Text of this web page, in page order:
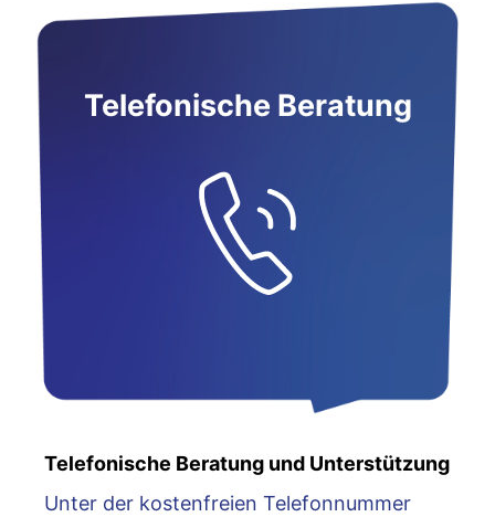
Telefonische Beratung
Telefonische Beratung und Unterstützung
Unter der kostenfreien Telefonnummer